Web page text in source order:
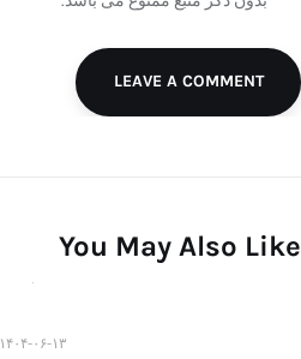
LEAVE A COMMENT
You May Also Like
۱۴۰۴-۰۶-۱۳